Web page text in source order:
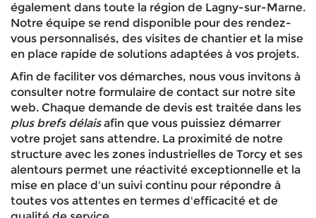
également dans toute la région de Lagny-sur-Marne.
Notre équipe se rend disponible pour des rendez-
vous personnalisés, des visites de chantier et la mise
en place rapide de solutions adaptées à vos projets.
Afin de faciliter vos démarches, nous vous invitons à
consulter notre formulaire de contact sur notre site
web. Chaque demande de devis est traitée dans les
plus brefs délaisafin que vous puissiez démarrer
votre projet sans attendre. La proximité de notre
structure avec les zones industrielles de Torcy et ses
alentours permet une réactivité exceptionnelle et la
mise en place d'un suivi continu pour répondre à
toutes vos attentes en termes d'efficacité et de